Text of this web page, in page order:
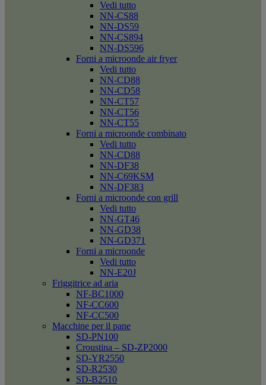
Vedi tutto
NN-CS88
NN-DS59
NN-CS894
NN-DS596
Forni a microonde air fryer
Vedi tutto
NN-CD88
NN-CD58
NN-CT57
NN-CT56
NN-CT55
Forni a microonde combinato
Vedi tutto
NN-CD88
NN-DF38
NN-C69KSM
NN-DF383
Forni a microonde con grill
Vedi tutto
NN-GT46
NN-GD38
NN-GD371
Forni a microonde
Vedi tutto
NN-E20J
Friggitrice ad aria
NF-BC1000
NF-CC600
NF-CC500
Macchine per il pane
SD-PN100
Croustina – SD-ZP2000
SD-YR2550
SD-R2530
SD-B2510